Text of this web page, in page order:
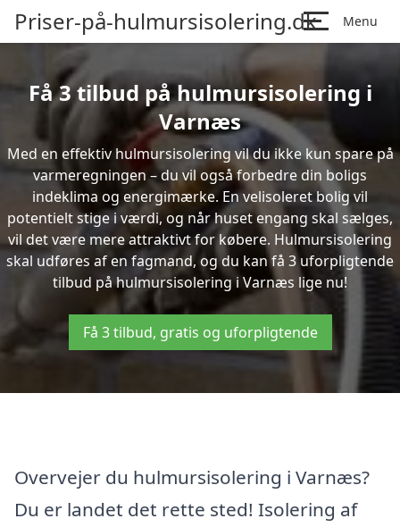
Priser-på-hulmursisolering.dk Menu
Få 3 tilbud på hulmursisolering i
Varnæs
Med en effektiv hulmursisolering vil du ikke kun spare på
varmeregningen – du vil også forbedre din boligs
indeklima og energimærke. En velisoleret bolig vil
potentielt stige i værdi, og når huset engang skal sælges,
vil det være mere attraktivt for købere. Hulmursisolering
skal udføres af en fagmand, og du kan få 3 uforpligtende
tilbud på hulmursisolering i Varnæs lige nu!
Få 3 tilbud, gratis og uforpligtende
Overvejer du hulmursisolering i Varnæs?
Du er landet det rette sted! Isolering af